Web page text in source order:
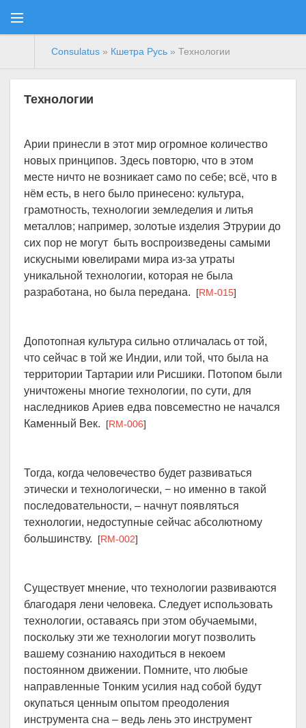
Consulatus » Кшетра Русь » Технологии
Технологии
Арии принесли в этот мир огромное количество
новых принципов. Здесь повторю, что в этом
месте ничто не возникает само по себе; всё, что в
нём есть, в него было принесено: культура,
грамотность, технологии земледелия и литья
металлов; например, золотые изделия Этрурии до
сих пор не могут быть воспроизведены самыми
искусными ювелирами мира из-за утраты
уникальной технологии, которая не была
разработана, но была передана. [RM-015]
Допотопная культура сильно отличалась от той,
что сейчас в той же Индии, или той, что была на
территории Тартарии или Рисшики. Потопом были
уничтожены многие технологии, по сути, для
наследников Ариев едва повсеместно не начался
Каменный Век. [RM-006]
Тогда, когда человечество будет развиваться
этически и технологически, − но именно в такой
последовательности, – начнут появляться
технологии, недоступные сейчас абсолютному
большинству. [RM-002]
Существует мнение, что технологии развиваются
благодаря лени человека. Следует использовать
технологии, оставаясь при этом обучаемыми,
поскольку эти же технологии могут позволить
вашему сознанию находиться в некоем
постоянном движении. Помните, что любые
направленные Тонким усилия над собой будут
окупаться ценным опытом преодоления
инструмента сна – ведь лень это инструмент